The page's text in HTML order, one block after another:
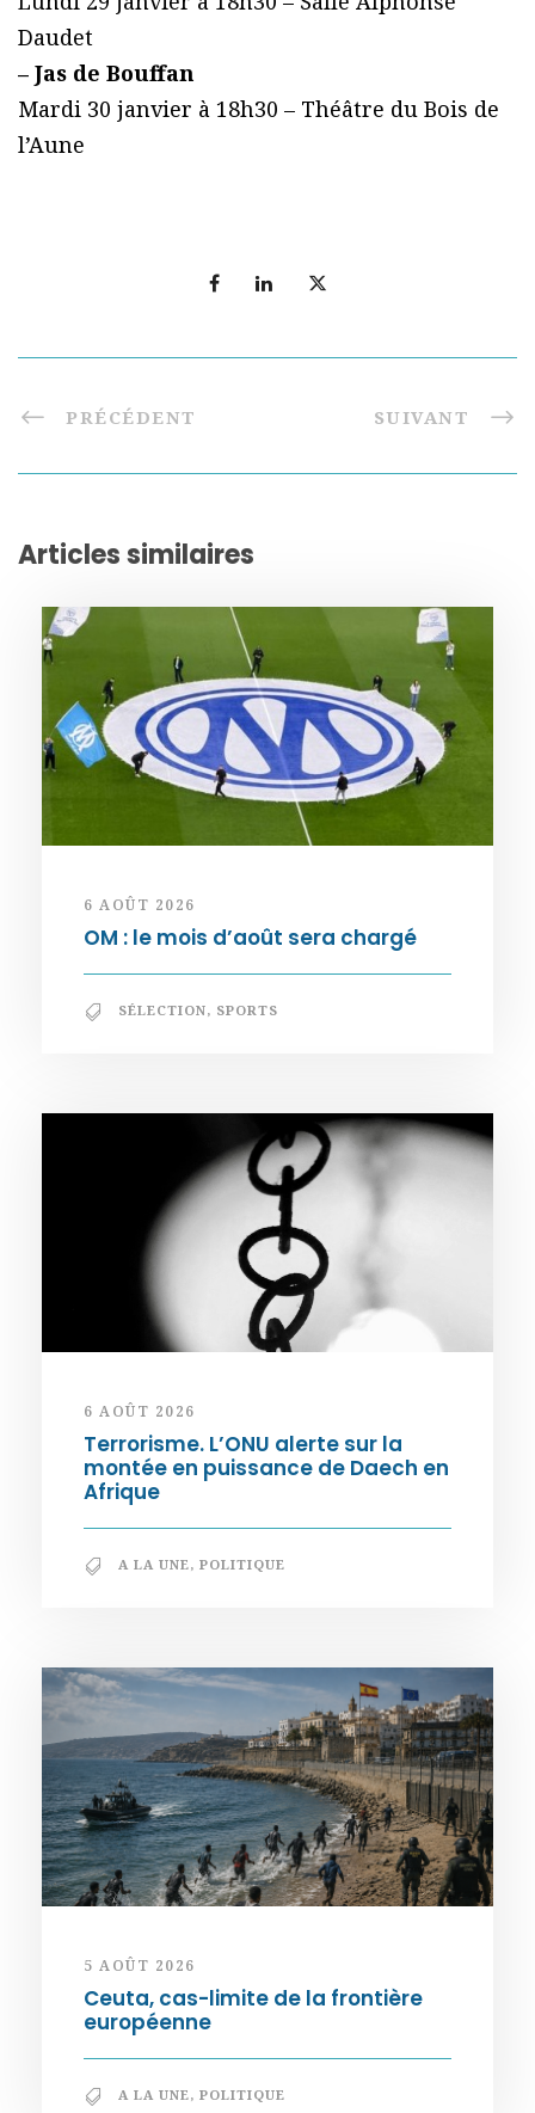
Daudet
– Jas de Bouffan
Mardi 30 janvier à 18h30 – Théâtre du Bois de
l’Aune
PRÉCÉDENT SUIVANT
Articles similaires
6 AOÛT 2026
OM : le mois d’août sera chargé
SÉLECTION, SPORTS
6 AOÛT 2026
Terrorisme. L’ONU alerte sur la
montée en puissance de Daech en
Afrique
A LA UNE, POLITIQUE
5 AOÛT 2026
Ceuta, cas-limite de la frontière
européenne
A LA UNE, POLITIQUE